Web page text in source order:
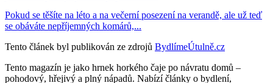
Pokud se těšíte na léto a na večerní posezení na verandě, ale už teď
se obáváte nepříjemných komárů,...
Tento článek byl publikován ze zdrojů BydlímeÚtulně.cz
Tento magazín je jako hrnek horkého čaje po návratu domů –
pohodový, hřejivý a plný nápadů. Nabízí články o bydlení,